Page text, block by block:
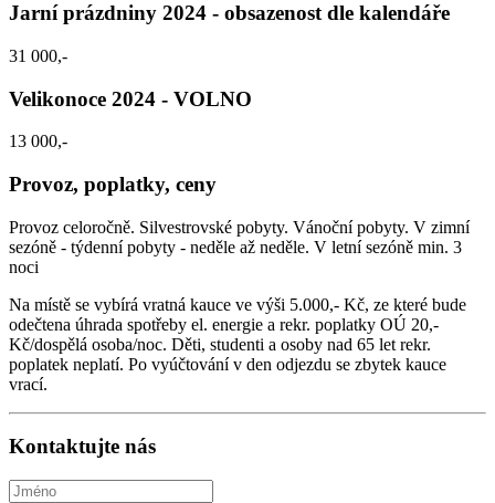
Jarní prázdniny 2024 - obsazenost dle kalendáře
31 000,-
Velikonoce 2024 - VOLNO
13 000,-
Provoz, poplatky, ceny
Provoz celoročně. Silvestrovské pobyty. Vánoční pobyty. V zimní
sezóně - týdenní pobyty - neděle až neděle. V letní sezóně min. 3
noci
Na místě se vybírá vratná kauce ve výši 5.000,- Kč, ze které bude
odečtena úhrada spotřeby el. energie a rekr. poplatky OÚ 20,-
Kč/dospělá osoba/noc. Děti, studenti a osoby nad 65 let rekr.
poplatek neplatí. Po vyúčtování v den odjezdu se zbytek kauce
vrací.
Kontaktujte nás